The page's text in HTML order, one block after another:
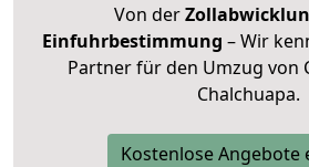
Von der
Einfuhrbestimmung – Wir
Partner für den Umzug von
Chalchuapa.
Kostenlose Angebote